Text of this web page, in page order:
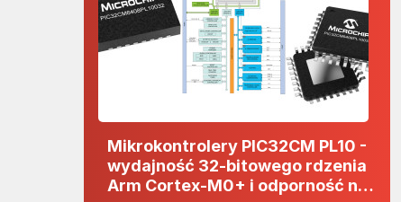
Mikrokontrolery PIC32CM PL10 -
wydajność 32-bitowego rdzenia
Arm Cortex-M0+ i odporność na